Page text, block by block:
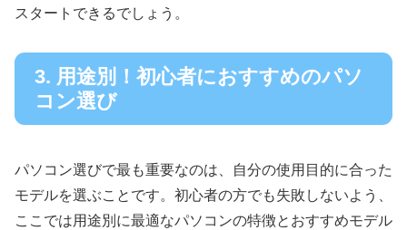
スタートできるでしょう。
3. 用途別！初心者におすすめのパソ
コン選び
パソコン選びで最も重要なのは、自分の使用目的に合った
モデルを選ぶことです。初心者の方でも失敗しないよう、
ここでは用途別に最適なパソコンの特徴とおすすめモデル